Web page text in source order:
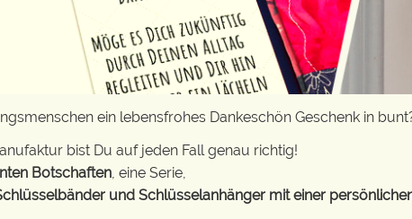
ein lebensfrohes Dankeschön Geschenk in
bist Du auf jeden Fall genau richtig!
Botschaften, eine Serie,
und Schlüsselanhänger mit einer